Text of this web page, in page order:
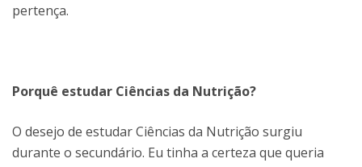
pertença.
Porquê estudar Ciências da Nutrição?
O desejo de estudar Ciências da Nutrição surgiu
durante o secundário. Eu tinha a certeza que queria